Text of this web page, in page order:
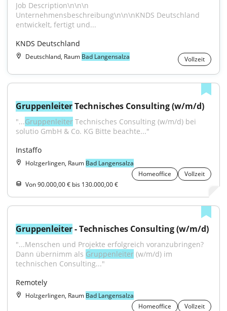
Job Description\n\n\n
Unternehmensbeschreibung\n\n\nKNDS Deutschland
entwickelt, fertigt und...
KNDS Deutschland
Deutschland, Raum Bad Langensalza Vollzeit
Gruppenleiter Technisches Consulting (w/m/d)
"...Gruppenleiter Technisches Consulting (w/m/d) bei
solutio GmbH & Co. KG Bitte beachte..."
Instaffo
Holzgerlingen, Raum Bad Langensalza
Homeoffice
Vollzeit
Von 90.000,00 € bis 130.000,00 €
Gruppenleiter - Technisches Consulting (w/m/d)
"...Menschen und Projekte erfolgreich voranzubringen?
Dann übernimm als Gruppenleiter (w/m/d) im
technischen Consulting..."
Remotely
Holzgerlingen, Raum Bad Langensalza
Homeoffice
Vollzeit